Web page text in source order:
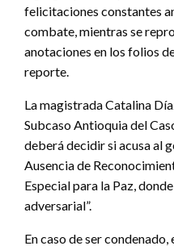
felicitaciones constantes
combate, mientras se
anotaciones en los folios
reporte.
La magistrada Catalina
Subcaso Antioquia del
deberá decidir si acusa al
Ausencia de
Especial para la Paz,
adversarial”.
En caso de ser